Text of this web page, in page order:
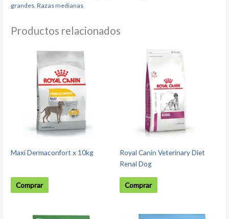
grandes ,Razas medianas
Productos relacionados
Maxi Dermaconfort x 10kg
Comprar
Royal Canin Veterinary Diet
Renal Dog
Comprar